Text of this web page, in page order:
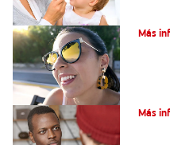
Más
Más